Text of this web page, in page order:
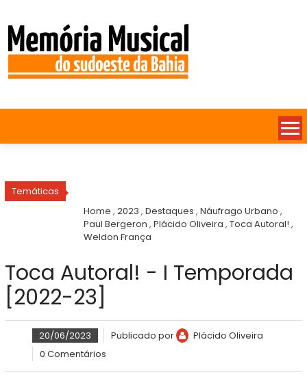
Temáticas
Home ,2023 ,Destaques ,Náufrago Urbano ,
Paul Bergeron ,Plácido Oliveira ,Toca Autoral! ,
Weldon França
Toca Autoral! - I Temporada
[2022-23]
20/06/2023 Publicado por
Plácido Oliveira
0 Comentários